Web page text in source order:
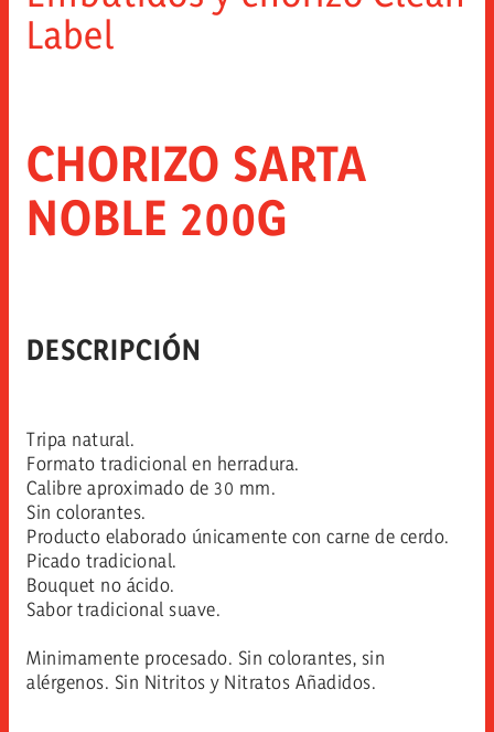
CHORIZO SARTA
NOBLE 200G
Label
DESCRIPCIÓN
Tripa natural.
Formato tradicional en herradura.
Calibre aproximado de 30 mm.
Sin colorantes.
Producto elaborado únicamente con carne de cerdo.
Picado tradicional.
Bouquet no ácido.
Sabor tradicional suave.
Minimamente procesado. Sin colorantes, sin
alérgenos. Sin Nitritos y Nitratos Añadidos.